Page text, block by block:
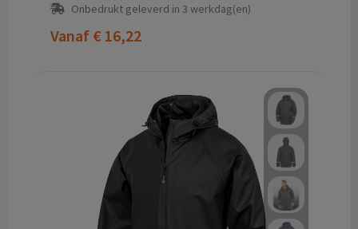
Onbedrukt geleverd in 3 werkdag(en)
Vanaf € 16,22